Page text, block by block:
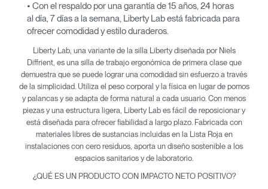
• Con el respaldo por una garantía de 15 años, 24 horas
al día, 7 días a la semana, Liberty Lab está fabricada para
ofrecer comodidad y estilo duraderos.
Liberty Lab, una variante de la silla Liberty diseñada por Niels
Diffrient, es una silla de trabajo ergonómica de primera clase que
demuestra que se puede lograr una comodidad sin esfuerzo a través
de la simplicidad. Utiliza el peso corporal y la física en lugar de pomos
y palancas y se adapta de forma natural a cada usuario. Con menos
piezas y una estructura ligera, Liberty Lab es fácil de reposicionar y
está diseñada para ofrecer fiabilidad a largo plazo. Fabricada con
materiales libres de sustancias incluidas en la Lista Roja en
instalaciones con cero residuos, aporta un diseño sostenible a los
espacios sanitarios y de laboratorio.
¿QUÉ ES UN PRODUCTO CON IMPACTO NETO POSITIVO?